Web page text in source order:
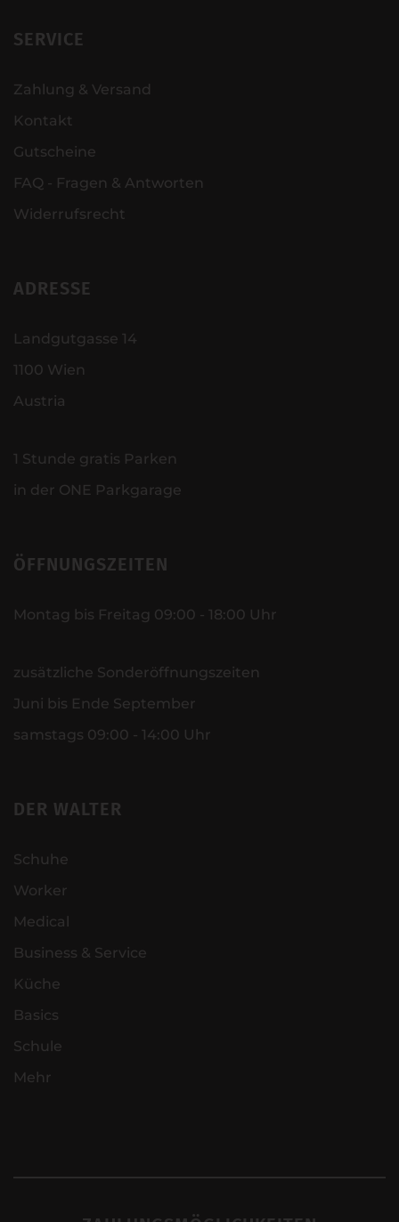
SERVICE
Zahlung & Versand
Kontakt
Gutscheine
FAQ - Fragen & Antworten
Widerrufsrecht
ADRESSE
Landgutgasse 14
1100 Wien
Austria
1 Stunde gratis Parken
in der ONE Parkgarage
ÖFFNUNGSZEITEN
Montag bis Freitag 09:00 - 18:00 Uhr
zusätzliche Sonderöffnungszeiten
Juni bis Ende September
samstags 09:00 - 14:00 Uhr
DER WALTER
Schuhe
Worker
Medical
Business & Service
Küche
Basics
Schule
Mehr